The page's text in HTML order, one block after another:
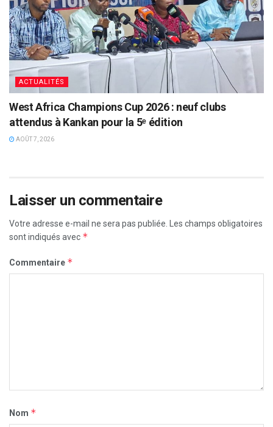
ACTUALITÉS
West Africa Champions Cup 2026 : neuf clubs
attendus à Kankan pour la 5ᵉ édition
AOÛT 7, 2026
Laisser un commentaire
Votre adresse e-mail ne sera pas publiée.
Les champs obligatoires
sont indiqués avec *
Commentaire *
Nom *